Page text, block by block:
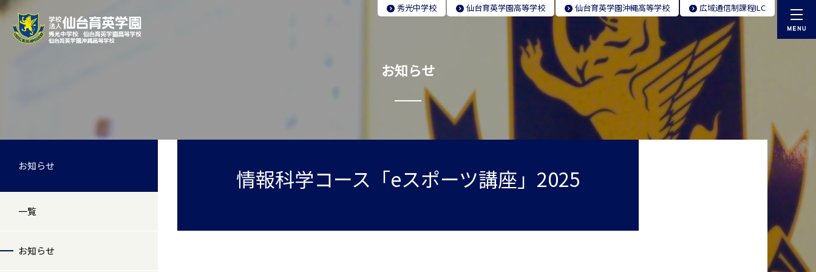
秀光中学校 仙台育英学園高等学校 仙台育英学園沖縄高等学校 広域通信制課程ILC
お知らせ
情報科学コース「eスポーツ講座」2025
お知らせ
一覧
お知らせ